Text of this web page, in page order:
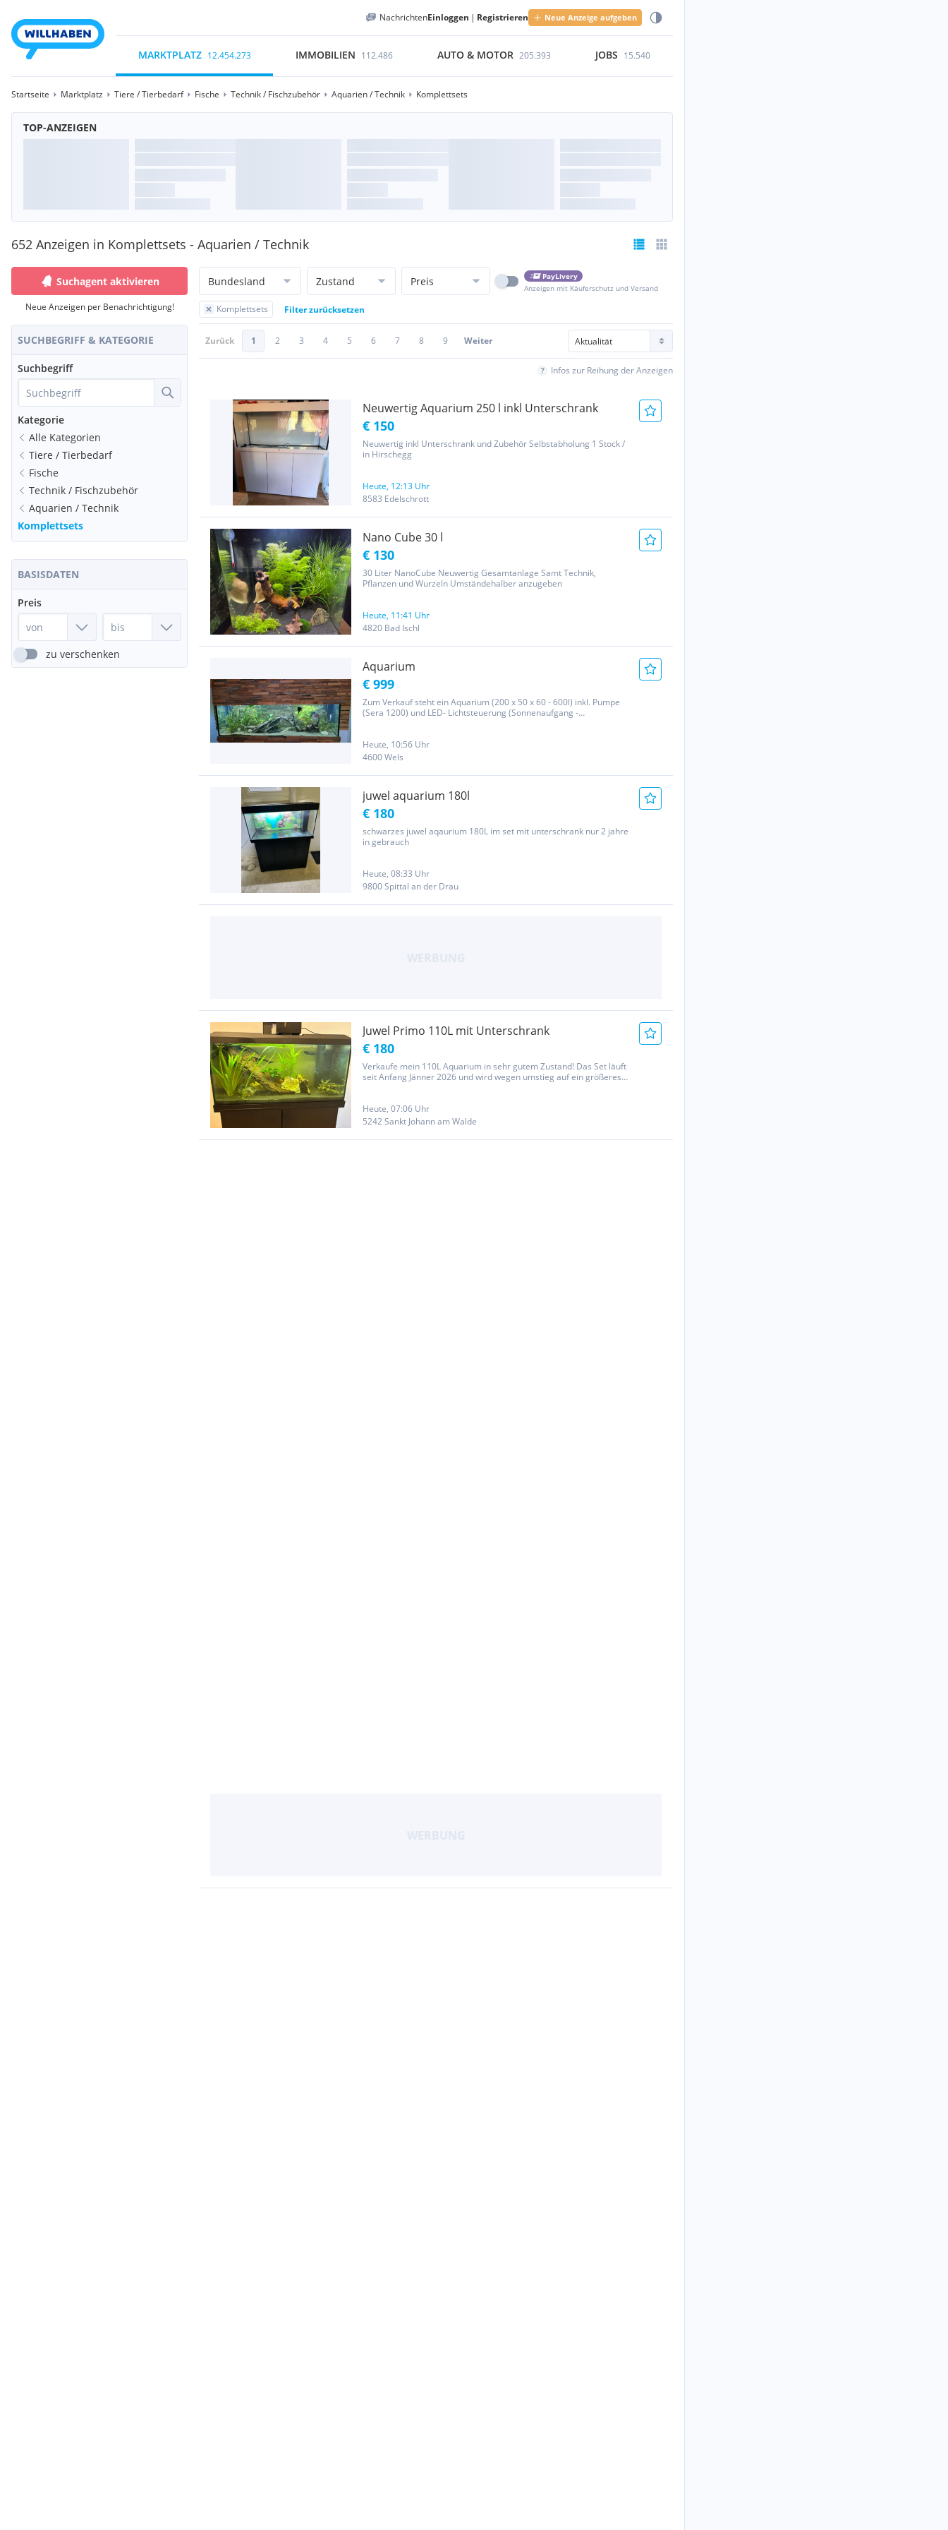
NachrichtenEinloggen | Registrieren Neue Anzeige aufgeben
MARKTPLATZ 12.454.273 IMMOBILIEN 112.486 AUTO & MOTOR 205.393 JOBS 15.540
Startseite Marktplatz Tiere / Tierbedarf Fische Technik / Fischzubehör Aquarien / Technik Komplettsets
TOP-ANZEIGEN
652 Anzeigen in Komplettsets - Aquarien / Technik
Suchagent aktivieren
Neue Anzeigen per Benachrichtigung!
SUCHBEGRIFF & KATEGORIE
Suchbegriff
Kategorie
Alle Kategorien
Tiere / Tierbedarf
Fische
Technik / Fischzubehör
Aquarien / Technik
Komplettsets
BASISDATEN
Preis
zu verschenken
Bundesland Zustand Preis
PayLivery
Anzeigen mit Käuferschutz und Versand
Komplettsets Filter zurücksetzen
Zurück 1 2 3 4 5 6 7 8 9 Weiter
Infos zur Reihung der Anzeigen
Neuwertig Aquarium 250 l inkl Unterschrank
€ 150
Neuwertig inkl Unterschrank und Zubehör Selbstabholung 1 Stock /
in Hirschegg
Heute, 12:13 Uhr
8583 Edelschrott
Nano Cube 30 l
€ 130
30 Liter NanoCube Neuwertig Gesamtanlage Samt Technik,
Pflanzen und Wurzeln Umständehalber anzugeben
Heute, 11:41 Uhr
4820 Bad Ischl
Aquarium
€ 999
Zum Verkauf steht ein Aquarium (200 x 50 x 60 - 600l) inkl. Pumpe
(Sera 1200) und LED- Lichtsteuerung (Sonnenaufgang -
und schon kann es...
Heute, 10:56 Uhr
4600 Wels
juwel aquarium 180l
€ 180
schwarzes juwel aqaurium 180L im set mit unterschrank nur 2 jahre
in gebrauch
Heute, 08:33 Uhr
9800 Spittal an der Drau
Juwel Primo 110L mit Unterschrank
€ 180
Verkaufe mein 110L Aquarium in sehr gutem Zustand! Das Set läuft
seit Anfang Jänner 2026 und wird wegen umstieg auf ein größeres
Heute, 07:06 Uhr
5242 Sankt Johann am Walde